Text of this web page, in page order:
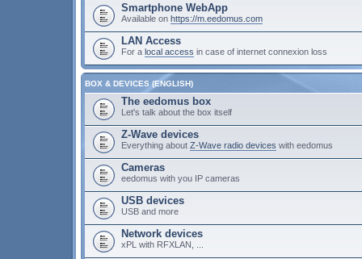
Smartphone WebApp
Available on https://m.eedomus.com
LAN Access
For a local access in case of internet connexion loss
BOX & DEVICES (ENGLISH)
The eedomus box
Let's talk about the box itself
Z-Wave devices
Everything about Z-Wave radio devices with eedomus
Cameras
eedomus with you IP cameras
USB devices
USB and more
Network devices
xPL with RFXLAN, ...